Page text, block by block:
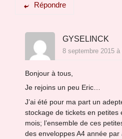
Répondre
GYSELINCK
8 septembre 2015
Bonjour à tous,
Je rejoins un peu Eric…
J’ai été pour ma part un
stockage de tickets en
mois; l’ensemble de ces
des enveloppes A4 année